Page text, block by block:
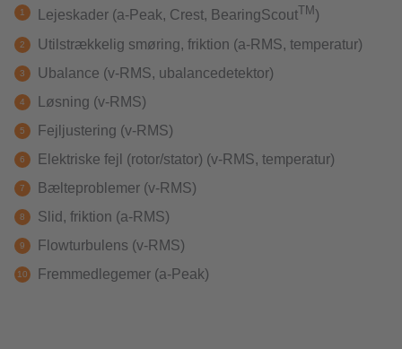
Lejeskader (a-Peak, Crest, BearingScoutTM )
Utilstrækkelig smøring, friktion (a-RMS, temperatur)
Ubalance (v-RMS, ubalancedetektor)
Løsning (v-RMS)
Fejljustering (v-RMS)
Elektriske fejl (rotor/stator) (v-RMS, temperatur)
Bælteproblemer (v-RMS)
Slid, friktion (a-RMS)
Flowturbulens (v-RMS)
Fremmedlegemer (a-Peak)